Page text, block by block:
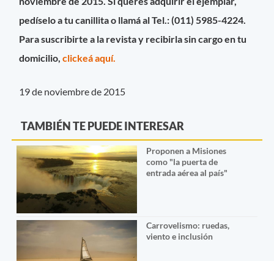
pedíselo a tu canillita o llamá al Tel.: (011) 5985-4224.
Para suscribirte a la revista y recibirla sin cargo en tu
domicilio,clickeá aquí.
19 de noviembre de 2015
TAMBIÉN TE PUEDE INTERESAR
Proponen a Misiones
como "la puerta de
entrada aérea al país"
Carrovelismo: ruedas,
viento e inclusión